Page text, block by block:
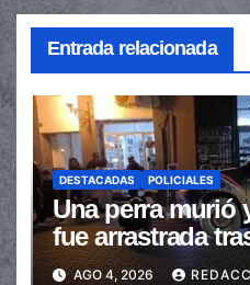
Entrada relacionada
DESTACADAS POLICIALES
Una perra murió
fue arrastrada
en la senda
AGO 4, 2026